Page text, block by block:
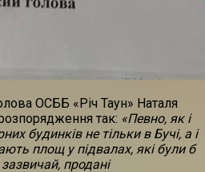
ОСББ «Річ Таун» Наталя
так: «Певно, як і
будинків не тільки в Бучі, а і
площ у підвалах, які були б
продані